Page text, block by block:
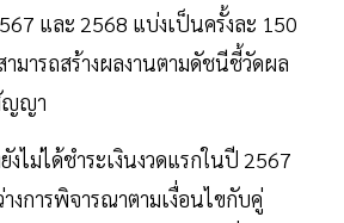
และ 2568 แบ่งเป็นครั้งละ 150
ามารถสร้างผลงานตามดัชนีชี้วัดผล
ญญา
งไม่ได้ชำระเงินงวดแรกในปี 2567
งการพิจารณาตามเงื่อนไขกับคู่